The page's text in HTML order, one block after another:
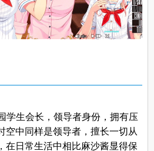
学生会长，领导者身份，拥有压
空中同样是领导者，擅长一切从
在日常生活中相比麻沙酱显得保